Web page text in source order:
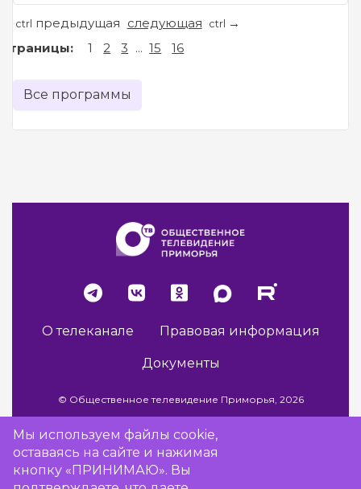
ctrl предыдущая следующая ctrl →
Страницы: 1 2 3 ... 15 16
Все программы
О телеканале Правовая информация
Документы
© Общественное телевидение Приморья, 2026
Разработка сайта -Vladweb
Мы используем файлы cookie,
оставаясь на сайте и нажимая
кнопку «ПРИНИМАЮ». Вы